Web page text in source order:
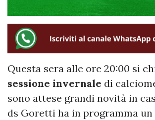
Questa sera alle ore 20:00 si
sessione invernale di
sono attese grandi novità in
ds Goretti ha in programma